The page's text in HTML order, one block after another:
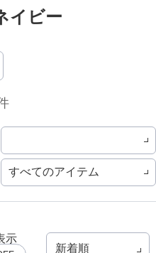
イビー
すべてのアイテム
示